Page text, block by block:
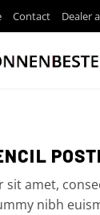
Contact Dealer
sit amet,
nibh